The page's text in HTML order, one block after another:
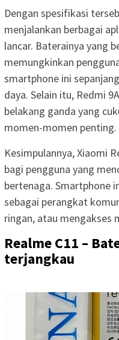
Dengan spesifikasi
menjalankan berbagai
lancar. Baterainya yang
memungkinkan
smartphone ini
daya. Selain itu, Redmi
belakang ganda yang
momen-momen penting.
Kesimpulannya, Xiaomi
bagi pengguna yang
bertenaga. Smartphone
sebagai perangkat
ringan, atau mengakses
Realme C11 –
terjangkau